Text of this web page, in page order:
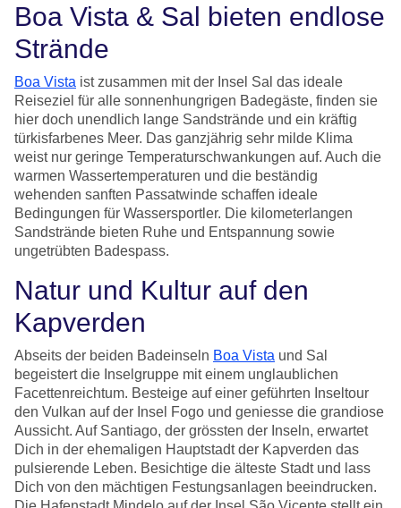
Boa Vista & Sal bieten endlose
Strände
Boa Vista ist zusammen mit der Insel Sal das ideale
Reiseziel für alle sonnenhungrigen Badegäste, finden sie
hier doch unendlich lange Sandstrände und ein kräftig
türkisfarbenes Meer. Das ganzjährig sehr milde Klima
weist nur geringe Temperaturschwankungen auf. Auch die
warmen Wassertemperaturen und die beständig
wehenden sanften Passatwinde schaffen ideale
Bedingungen für Wassersportler. Die kilometerlangen
Sandstrände bieten Ruhe und Entspannung sowie
ungetrübten Badespass.
Natur und Kultur auf den
Kapverden
Abseits der beiden Badeinseln Boa Vista und Sal
begeistert die Inselgruppe mit einem unglaublichen
Facettenreichtum. Besteige auf einer geführten Inseltour
den Vulkan auf der Insel Fogo und geniesse die grandiose
Aussicht. Auf Santiago, der grössten der Inseln, erwartet
Dich in der ehemaligen Hauptstadt der Kapverden das
pulsierende Leben. Besichtige die älteste Stadt und lass
Dich von den mächtigen Festungsanlagen beeindrucken.